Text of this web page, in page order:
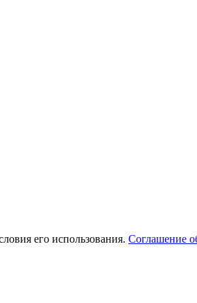
его использования. Соглашение